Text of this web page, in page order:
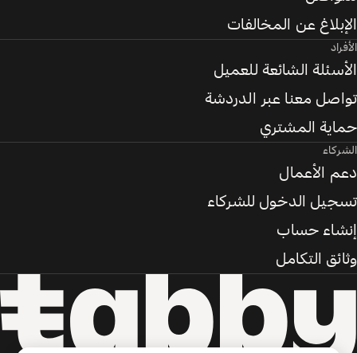
الإبلاغ عن المخالفات
الأفراد
الأسئلة الشائعة للعميل
تواصل معنا عبر الدردشة
حماية المشتري
الشركاء
دعم الأعمال
تسجيل الدخول للشركاء
إنشاء حساب
وثائق التكامل